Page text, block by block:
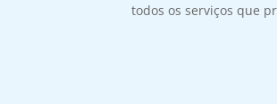
todos os serviços que